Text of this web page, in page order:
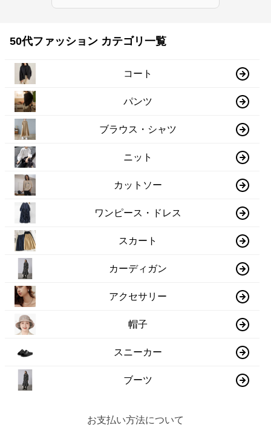
50代ファッション カテゴリ一覧
コート
パンツ
ブラウス・シャツ
ニット
カットソー
ワンピース・ドレス
スカート
カーディガン
アクセサリー
帽子
スニーカー
ブーツ
お支払い方法について